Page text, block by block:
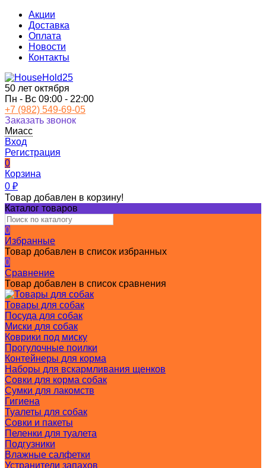
Акции
Доставка
Оплата
Новости
Контакты
50 лет октября
Пн - Вс 09:00 - 22:00
+7 (982) 549-69-05
Заказать звонок
Миасс
Вход
Регистрация
0
Корзина
0 ₽
Товар добавлен в корзину!
Каталог товаров
0
Избранные
Товар добавлен в список избранных
0
Сравнение
Товар добавлен в список сравнения
Товары для собак
Посуда для собак
Миски для собак
Коврики под миску
Прогулочные поилки
Контейнеры для корма
Наборы для вскармливания щенков
Совки для корма собак
Сумки для лакомств
Гигиена
Туалеты для собак
Совки и пакеты
Пеленки для туалета
Подгузники
Влажные салфетки
Устранители запахов